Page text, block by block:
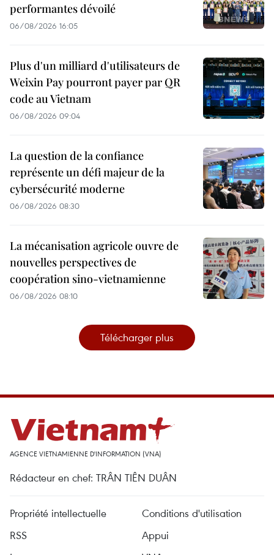
performantes dévoilé
06/08/2026 16:05
Plus d'un milliard d'utilisateurs de
Weixin Pay pourront payer par QR
code au Vietnam
06/08/2026 09:04
La question de la confiance
représente un défi majeur de la
cybersécurité moderne
06/08/2026 08:30
La mécanisation agricole ouvre de
nouvelles perspectives de
coopération sino-vietnamienne
06/08/2026 08:10
Télécharger plus
AGENCE VIETNAMIENNE D'INFORMATION (VNA)
Rédacteur en chef: TRÂN TIÊN DUÂN
Propriété intellectuelle
Conditions d'utilisation
RSS
Appui